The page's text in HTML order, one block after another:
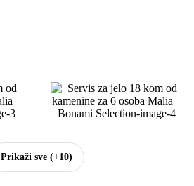
Prikaži sve (+10)